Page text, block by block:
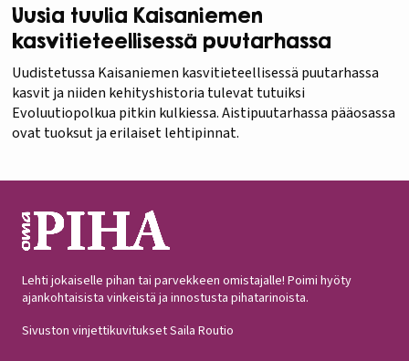
Uusia tuulia Kaisaniemen
kasvitieteellisessä puutarhassa
Uudistetussa Kaisaniemen kasvitieteellisessä puutarhassa
kasvit ja niiden kehityshistoria tulevat tutuiksi
Evoluutiopolkua pitkin kulkiessa. Aistipuutarhassa pääosassa
ovat tuoksut ja erilaiset lehtipinnat.
Lehti jokaiselle pihan tai parvekkeen omistajalle! Poimi hyöty
ajankohtaisista vinkeistä ja innostusta pihatarinoista.
Sivuston vinjettikuvitukset Saila Routio